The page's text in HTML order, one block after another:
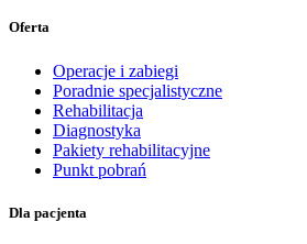
Oferta
Operacje i zabiegi
Poradnie specjalistyczne
Rehabilitacja
Diagnostyka
Pakiety rehabilitacyjne
Punkt pobrań
Dla pacjenta